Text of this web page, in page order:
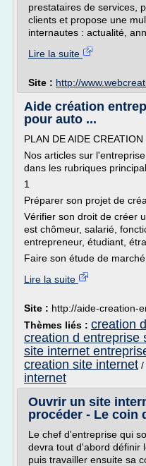
prestataires de services,
clients et propose une
internautes : actualité,
Lire la suite
Site : http://
Aide création
pour auto ...
PLAN DE AIDE
Nos articles sur
dans les rubriques
1
Préparer son projet de
Vérifier son droit de créer
est chômeur, salarié,
entrepreneur, étudiant,
Faire son étude de
Lire la suite
Site : http://aide-creation-
Thèmes liés : creation
creation d entreprise
site internet
creation site internet /
internet
Ouvrir un site
procéder - Le coin
Le chef d'entreprise qui
devra tout d'abord définir
puis travailler ensuite sa